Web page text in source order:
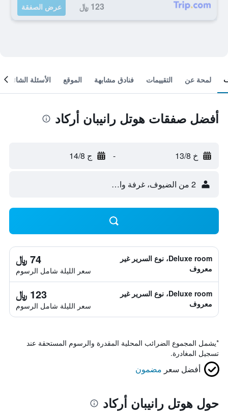
123 ﷼ عرض الصفقة
لمحة عن التقييمات فنادق مشابهة الموقع الأسئلة الشائعة
أفضل صفقات هوتل رانيبان أركاد
خ 13/8 - ج 14/8
2 من الضيوف، غرفة واحدة
Deluxe room، نوع السرير غير
معروف
74 ﷼
سعر الليلة شامل الرسوم
Deluxe room، نوع السرير غير
معروف
123 ﷼
سعر الليلة شامل الرسوم
*يشمل المجموع الضرائب المحلية المقدرة والرسوم المستحقة عند
تسجيل المغادرة.
أفضل سعر مضمون
حول هوتل رانيبان أركاد